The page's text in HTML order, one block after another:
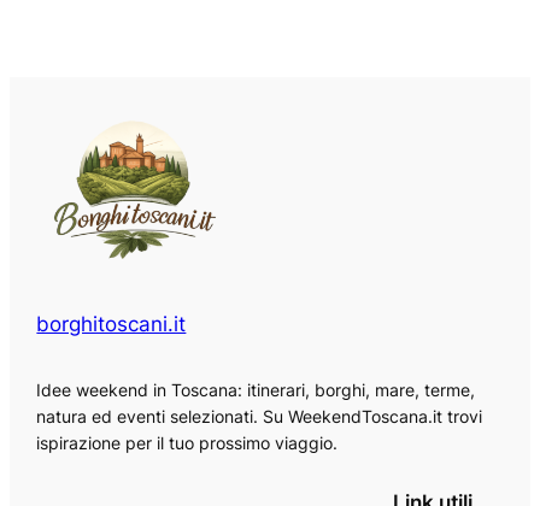
borghitoscani.it
Idee weekend in Toscana: itinerari, borghi, mare, terme,
natura ed eventi selezionati. Su WeekendToscana.it trovi
ispirazione per il tuo prossimo viaggio.